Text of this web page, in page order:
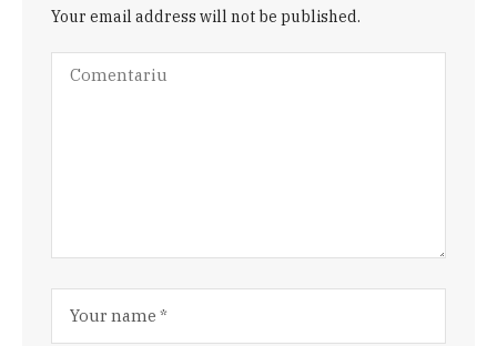
Your email address will not be published.